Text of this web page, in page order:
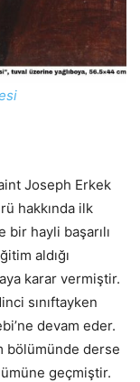
Joseph Erkek
hakkında ilk
hayli başarılı
aldığı
karar vermiştir.
sınıftayken
devam eder.
bölümünde derse
geçmiştir.